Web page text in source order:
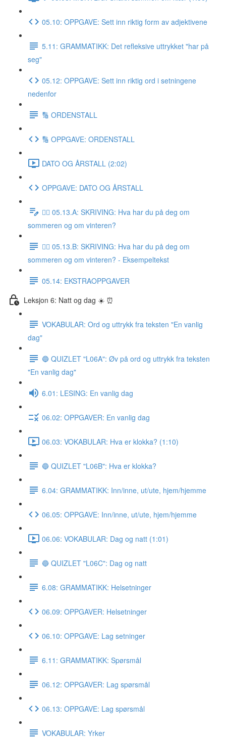
05.10: OPPGAVE: Sett inn riktig form av adjektivene
5.11: GRAMMATIKK: Det refleksive uttrykket "har på
seg"
05.12: OPPGAVE: Sett inn riktig ord i setningene
nedenfor
🔢 ORDENSTALL
🔢 OPPGAVE: ORDENSTALL
DATO OG ÅRSTALL (2:02)
OPPGAVE: DATO OG ÅRSTALL
✍🏼 05.13.A: SKRIVING: Hva har du på deg om
sommeren og om vinteren?
✍🏼 05.13.B: SKRIVING: Hva har du på deg om
sommeren og om vinteren? - Eksempeltekst
05.14: EKSTRAOPPGAVER
Leksjon 6: Natt og dag ☀️ ⏰
VOKABULAR: Ord og uttrykk fra teksten "En vanlig
dag"
🔵 QUIZLET "L06A": Øv på ord og uttrykk fra teksten
"En vanlig dag"
6.01: LESING: En vanlig dag
06.02: OPPGAVER: En vanlig dag
06.03: VOKABULAR: Hva er klokka? (1:10)
🔵 QUIZLET "L06B": Hva er klokka?
6.04: GRAMMATIKK: Inn/inne, ut/ute, hjem/hjemme
06.05: OPPGAVE: Inn/inne, ut/ute, hjem/hjemme
06.06: VOKABULAR: Dag og natt (1:01)
🔵 QUIZLET "L06C": Dag og natt
6.08: GRAMMATIKK: Helsetninger
06.09: OPPGAVER: Helsetninger
06.10: OPPGAVE: Lag setninger
6.11: GRAMMATIKK: Spørsmål
06.12: OPPGAVER: Lag spørsmål
06.13: OPPGAVE: Lag spørsmål
VOKABULAR: Yrker